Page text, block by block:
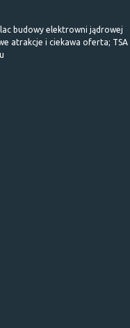
budowy elektrowni jądrowej
atrakcje i ciekawa oferta; TSA